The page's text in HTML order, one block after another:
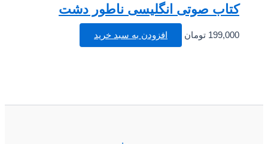
کتاب صوتی انگلیسی ناطور دشت
199,000 تومان افزودن به سبد خرید